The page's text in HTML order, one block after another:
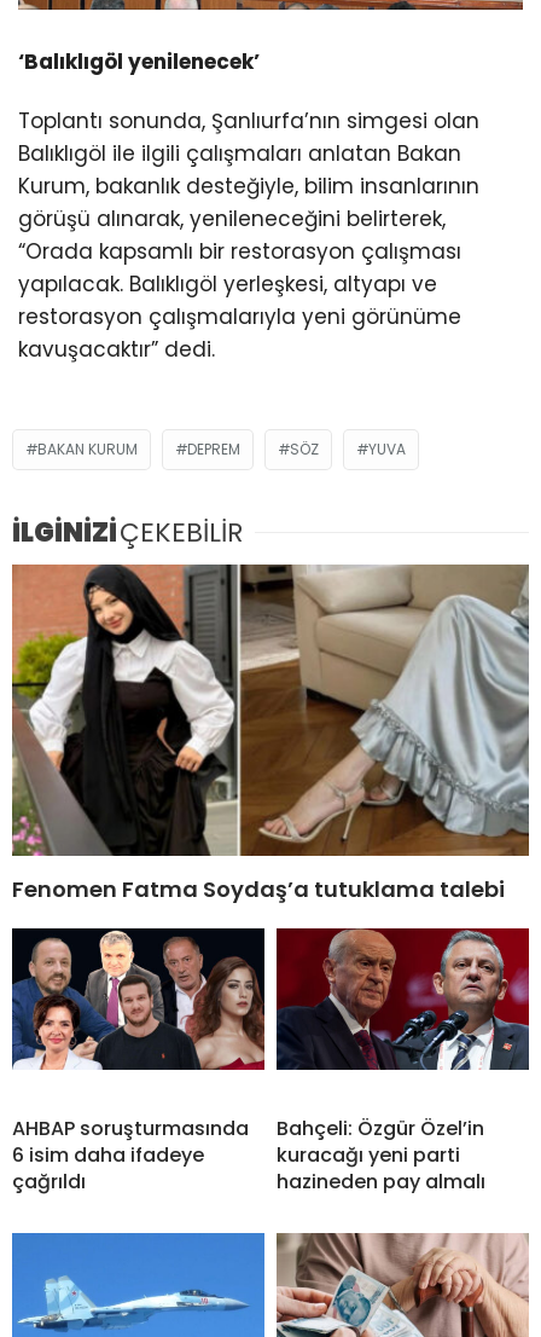
‘Balıklıgöl yenilenecek’
Toplantı sonunda, Şanlıurfa’nın simgesi olan
Balıklıgöl ile ilgili çalışmaları anlatan Bakan
Kurum, bakanlık desteğiyle, bilim insanlarının
görüşü alınarak, yenileneceğini belirterek,
“Orada kapsamlı bir restorasyon çalışması
yapılacak. Balıklıgöl yerleşkesi, altyapı ve
restorasyon çalışmalarıyla yeni görünüme
kavuşacaktır” dedi.
BAKAN KURUM DEPREM SÖZ YUVA
İLGİNİZİÇEKEBİLİR
Fenomen Fatma Soydaş’a tutuklama talebi
AHBAP soruşturmasında
6 isim daha ifadeye
çağrıldı
Bahçeli: Özgür Özel’in
kuracağı yeni parti
hazineden pay almalı